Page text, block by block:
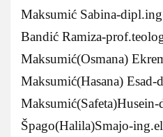
Maksumić Sabina-
Bandić Ramiza-
Maksumić(Osmana)
Maksumić(Hasana)
Špago(Halila)Smajo-